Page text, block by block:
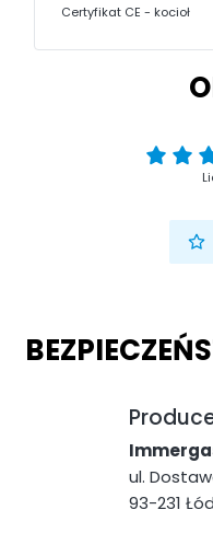
Certyfikat CE - kocioł
ul.
93-231